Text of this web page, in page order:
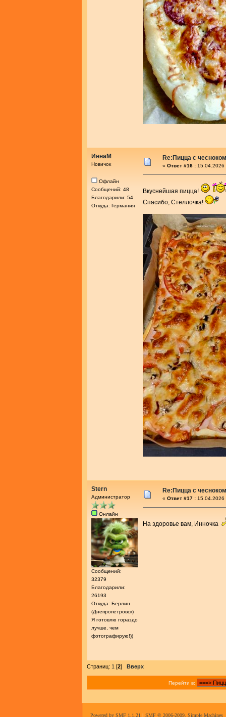
ИннаМ
Новичок
Офлайн
Сообщений: 48
Благодарили: 54
Откуда: Германия
Re:Пицца с
« Ответ #16 : 15.04.2026
Вкуснейшая пицца!
Спасибо, Стеллочка!
Stern
Администратор
Онлайн
Сообщений:
32379
Благодарили:
26193
Откуда: Берлин
(Днепропетровск)
Я готовлю гораздо
лучше, чем
фотографирую!))
Re:Пицца с
« Ответ #17 : 15.04.2026
На здоровье вам, Инночка
Страниц: 1 [2] Вверх
Перейти в:
Powered by SMF 1.1.21 | SMF © 2006-2009, Simple Machines